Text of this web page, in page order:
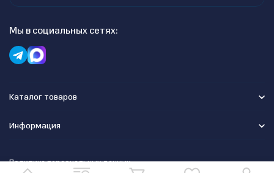
Мы в социальных сетях:
Каталог товаров
Информация
Политика персональных данных